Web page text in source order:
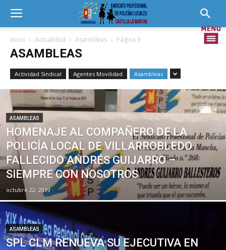
Inicio Actualidad Asambleas Página 3
ASAMBLEAS
Actividad Sindical Agentes Movilidad Asambleas
ASAMBLEAS
HOMENAJE AL COMPAÑERO DE LA
POLICÍA LOCAL DE VILLARROBLEDO
FALLECIDO ANDRÉS GUIJARRO –
SIEMPRE CON NOSOTROS
octubre 22, 2019
ASAMBLEAS
SPL CLM RENUEVA SU EJECUTIVA EN